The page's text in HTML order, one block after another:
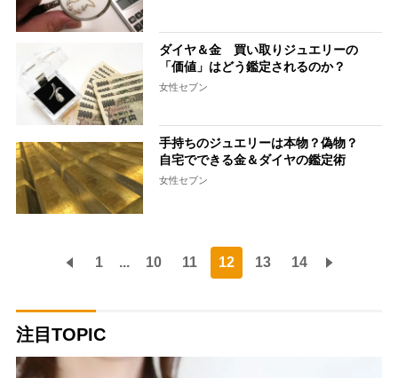
ダイヤ＆金 買い取りジュエリーの
「価値」はどう鑑定されるのか？
女性セブン
手持ちのジュエリーは本物？偽物？
自宅でできる金＆ダイヤの鑑定術
女性セブン
1 ... 10 11 12 13 14
注目TOPIC